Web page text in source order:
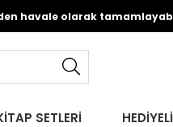
havale olarak
SETLERİ